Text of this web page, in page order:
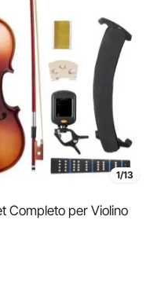
1/13
Completo per Violino